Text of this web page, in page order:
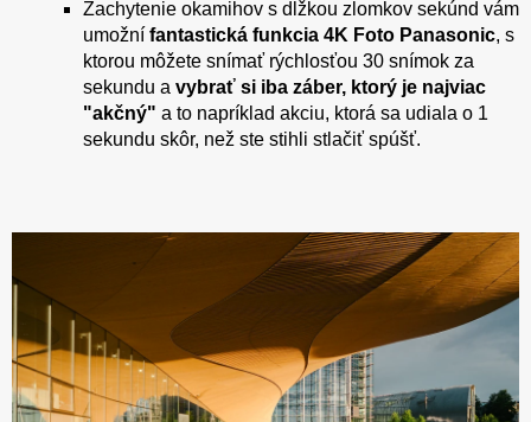
Zachytenie okamihov s dĺžkou zlomkov sekúnd vám
umožní fantastická funkcia 4K Foto Panasonic, s
ktorou môžete snímať rýchlosťou 30 snímok za
sekundu a vybrať si iba záber, ktorý je najviac
"akčný" a to napríklad akciu, ktorá sa udiala o 1
sekundu skôr, než ste stihli stlačiť spúšť.